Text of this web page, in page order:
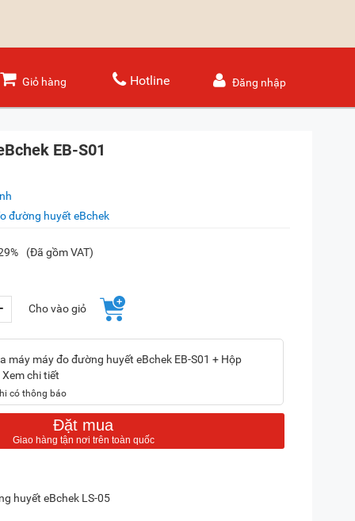
Giỏ hàng Hotline Đăng nhập
EB-S01
đường huyết eBchek
(Đã gồm VAT)
Cho vào giỏ
máy máy đo đường huyết eBchek EB-S01 + Hộp
Xem chi tiết
có thông báo
Đặt mua
huyết eBchek LS-05